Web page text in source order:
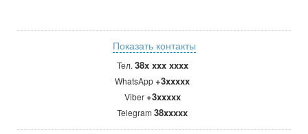
Показать контакты
Тел. 38x xxx xxxx
WhatsApp+3xxxxx
Viber+3xxxxx
Telegram 38xxxxx